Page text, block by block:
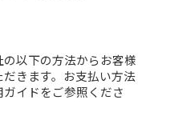
以下の方法からお客様
きます。お支払い方法
イドをご参照くださ